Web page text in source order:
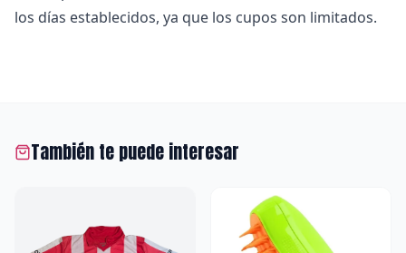
los días establecidos, ya que los cupos son limitados.
También te puede interesar